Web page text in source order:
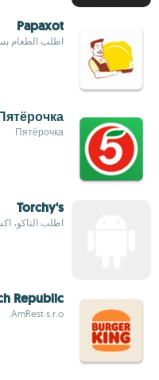
Papaxot
اطلب الطعام
Пятёрочка
Torchy's
اطلب التاكو،
Republic
AmRest s.r.o.